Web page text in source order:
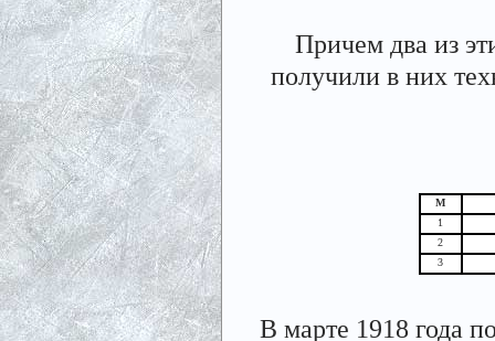
Причем два из
получили в них
М
1
2
3
В марте 1918 года